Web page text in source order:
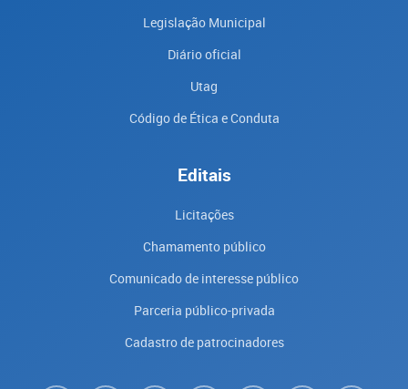
Legislação Municipal
Diário oficial
Utag
Código de Ética e Conduta
Editais
Licitações
Chamamento público
Comunicado de interesse público
Parceria público-privada
Cadastro de patrocinadores